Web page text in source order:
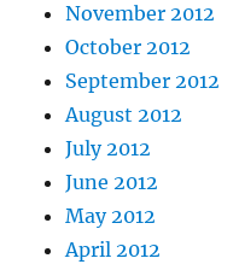
November 2012
October 2012
September 2012
August 2012
July 2012
June 2012
May 2012
April 2012